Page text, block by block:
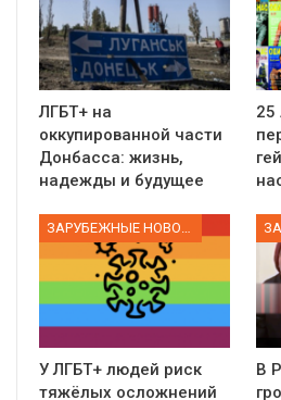
ЛГБТ+ на
оккупированной части
Донбасса: жизнь,
надежды и будущее
25
У ЛГБТ+ людей риск
тяжёлых осложнений
В